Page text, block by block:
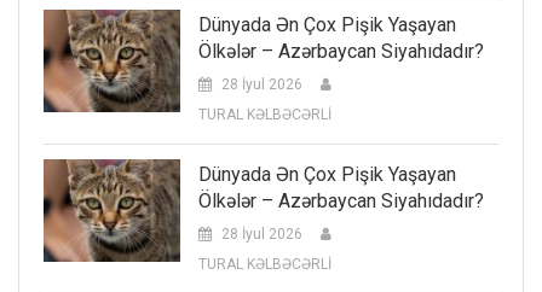
Dünyada Ən Çox Pişik Yaşayan
Ölkələr – Azərbaycan Siyahıdadır?
28 İyul 2026
TURAL KƏLBƏCƏRLİ
Dünyada Ən Çox Pişik Yaşayan
Ölkələr – Azərbaycan Siyahıdadır?
28 İyul 2026
TURAL KƏLBƏCƏRLİ